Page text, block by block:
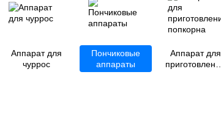
Аппарат для
чуррос
Пончиковые
аппараты
Аппарат для
приготовления